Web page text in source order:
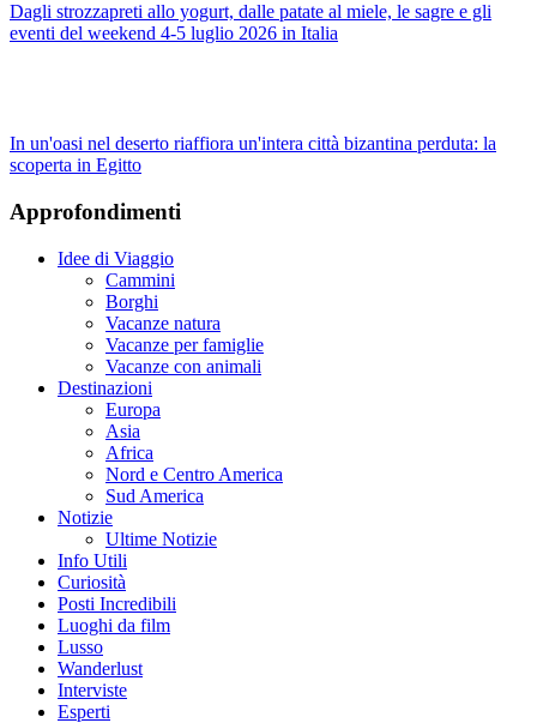
Dagli strozzapreti allo yogurt, dalle patate al miele, le sagre e gli
eventi del weekend 4-5 luglio 2026 in Italia
In un'oasi nel deserto riaffiora un'intera città bizantina perduta: la
scoperta in Egitto
Approfondimenti
Idee di Viaggio
Cammini
Borghi
Vacanze natura
Vacanze per famiglie
Vacanze con animali
Destinazioni
Europa
Asia
Africa
Nord e Centro America
Sud America
Notizie
Ultime Notizie
Info Utili
Curiosità
Posti Incredibili
Luoghi da film
Lusso
Wanderlust
Interviste
Esperti